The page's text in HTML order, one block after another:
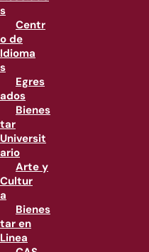
s
Centr
o de
Idioma
s
Egres
ados
Bienes
tar
Universit
ario
Arte y
Cultur
a
Bienes
tar en
Linea